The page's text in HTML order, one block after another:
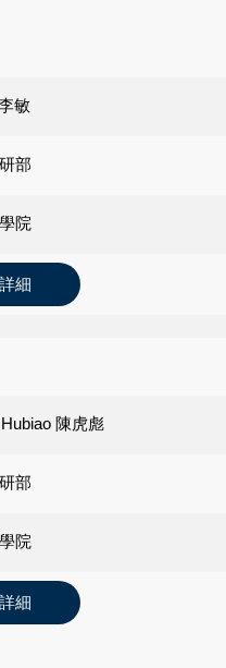
敏
部
院
詳細
陳虎彪
部
院
詳細